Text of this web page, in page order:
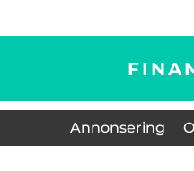
Annonsering